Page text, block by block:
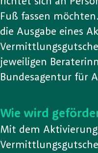
Fuß fassen
die Ausgabe eines
jeweiligen
Bundesagentur für
Wie wird
Mit dem